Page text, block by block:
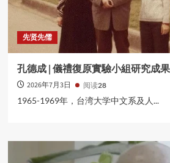
先贤先儒
孔德成 | 儀禮復原實驗小組研究成
2026年7月3日 阅读28
1965-1969年，台湾大学中文系及人...